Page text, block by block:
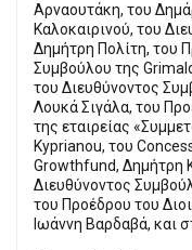
Αρναουτάκη, του
Καλοκαιρινού, του
Δημήτρη Πολίτη, του
Συμβούλου της
του Διευθύνοντος
Λουκά Σιγάλα, του
της εταιρείας
Kyprianou, του
Growthfund, Δημήτρη
Διευθύνοντος
του Προέδρου του
Ιωάννη Βαρδαβά, και